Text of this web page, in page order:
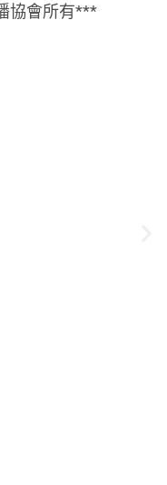
協會所有***